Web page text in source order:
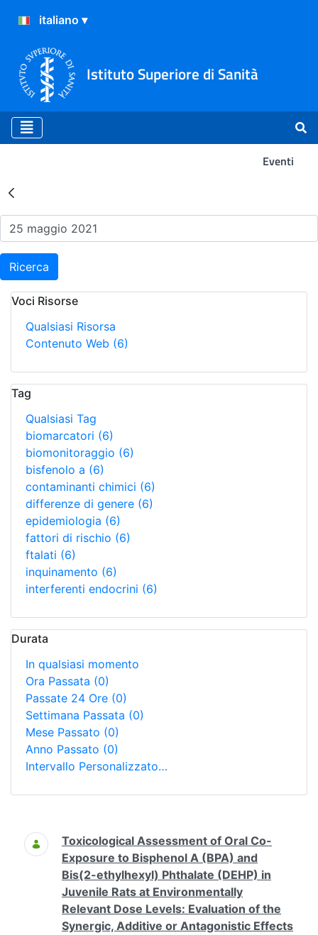
Istituto Superiore di Sanità
Eventi
Risultati della Ricerca -
Ricerca
Voci Risorse
Qualsiasi Risorsa
Contenuto Web (6)
Tag
Qualsiasi Tag
biomarcatori (6)
biomonitoraggio (6)
bisfenolo a (6)
contaminanti chimici (6)
differenze di genere (6)
epidemiologia (6)
fattori di rischio (6)
ftalati (6)
inquinamento (6)
interferenti endocrini (6)
Durata
In qualsiasi momento
Ora Passata (0)
Passate 24 Ore (0)
Settimana Passata (0)
Mese Passato (0)
Anno Passato (0)
Intervallo Personalizzato…
Ricerca
Toxicological Assessment of Oral Co-
Exposure to Bisphenol A (BPA) and
Bis(2-ethylhexyl) Phthalate (DEHP) in
Juvenile Rats at Environmentally
Relevant Dose Levels: Evaluation of the
Synergic, Additive or Antagonistic Effects